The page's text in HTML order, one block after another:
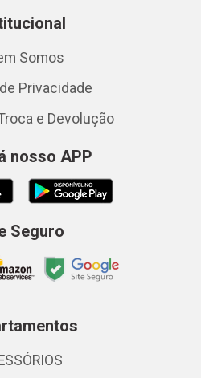
Somos
Privacidade
e Devolução
nosso APP
Seguro